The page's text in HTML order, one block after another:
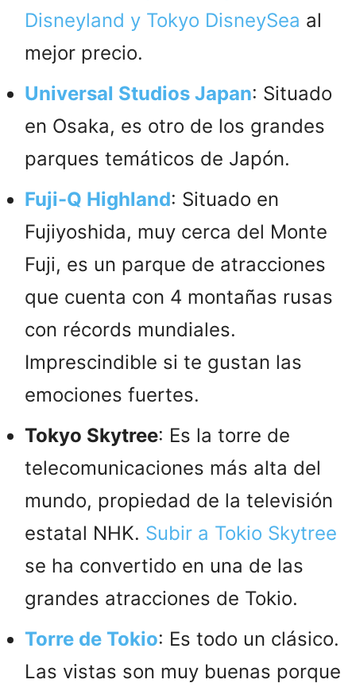
Disneyland y Tokyo DisneySea al
mejor precio.
Universal Studios Japan: Situado
en Osaka, es otro de los grandes
parques temáticos de Japón.
Fuji-Q Highland: Situado en
Fujiyoshida, muy cerca del Monte
Fuji, es un parque de atracciones
que cuenta con 4 montañas rusas
con récords mundiales.
Imprescindible si te gustan las
emociones fuertes.
Tokyo Skytree: Es la torre de
telecomunicaciones más alta del
mundo, propiedad de la televisión
estatal NHK. Subir a Tokio Skytree
se ha convertido en una de las
grandes atracciones de Tokio.
Torre de Tokio: Es todo un clásico.
Las vistas son muy buenas porque